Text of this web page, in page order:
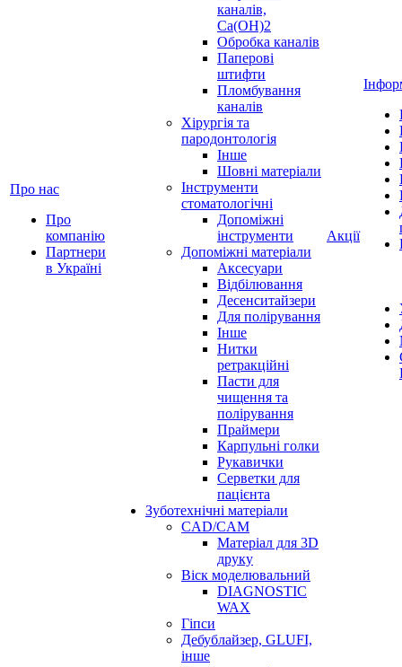
Про нас
Про
компанію
Партнери
в Україні
каналів,
Ca(OH)2
Обробка каналів
Паперові
штифти
Пломбування
каналів
Хірургія та
пародонтологія
Інше
Шовні матеріали
Інструменти
стоматологічні
Допоміжні
інструменти
Допоміжні матеріали
Аксесуари
Відбілювання
Десенситайзери
Для полірування
Інше
Нитки
ретракційні
Пасти для
чищення та
полірування
Праймери
Карпульні голки
Рукавички
Серветки для
пацієнта
Зуботехнічні матеріали
CAD/CAM
Матеріал для 3D
друку
Віск моделювальний
DIAGNOSTIC
WAX
Гіпси
Дебублайзер, GLUFI,
інше
Акції